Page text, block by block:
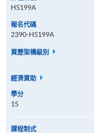
HS199A
報名代碼
2390-HS199A
資歷架構級別
經濟資助
學分
15
課程制式